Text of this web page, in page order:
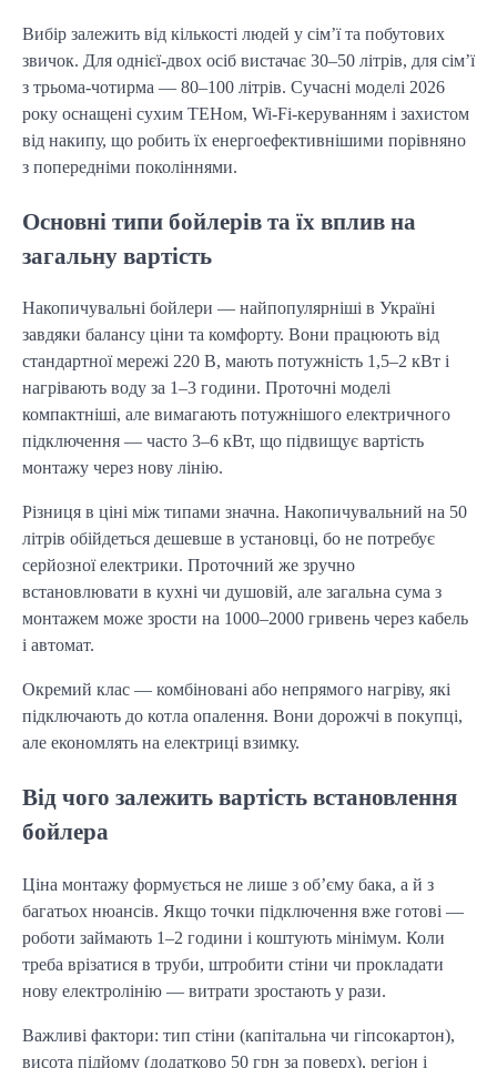
Вибір залежить від кількості людей у сім’ї та побутових
звичок. Для однієї-двох осіб вистачає 30–50 літрів, для сім’ї
з трьома-чотирма — 80–100 літрів. Сучасні моделі 2026
року оснащені сухим ТЕНом, Wi-Fi-керуванням і захистом
від накипу, що робить їх енергоефективнішими порівняно
з попередніми поколіннями.
Основні типи бойлерів та їх вплив на
загальну вартість
Накопичувальні бойлери — найпопулярніші в Україні
завдяки балансу ціни та комфорту. Вони працюють від
стандартної мережі 220 В, мають потужність 1,5–2 кВт і
нагрівають воду за 1–3 години. Проточні моделі
компактніші, але вимагають потужнішого електричного
підключення — часто 3–6 кВт, що підвищує вартість
монтажу через нову лінію.
Різниця в ціні між типами значна. Накопичувальний на 50
літрів обійдеться дешевше в установці, бо не потребує
серйозної електрики. Проточний же зручно
встановлювати в кухні чи душовій, але загальна сума з
монтажем може зрости на 1000–2000 гривень через кабель
і автомат.
Окремий клас — комбіновані або непрямого нагріву, які
підключають до котла опалення. Вони дорожчі в покупці,
але економлять на електриці взимку.
Від чого залежить вартість встановлення
бойлера
Ціна монтажу формується не лише з об’єму бака, а й з
багатьох нюансів. Якщо точки підключення вже готові —
роботи займають 1–2 години і коштують мінімум. Коли
треба врізатися в труби, штробити стіни чи прокладати
нову електролінію — витрати зростають у рази.
Важливі фактори: тип стіни (капітальна чи гіпсокартон),
висота підйому (додатково 50 грн за поверх), регіон і